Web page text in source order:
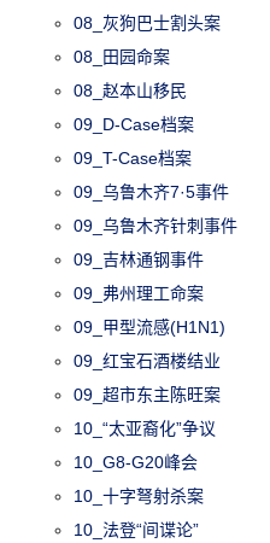
08_灰狗巴士割头案
08_田园命案
08_赵本山移民
09_D-Case档案
09_T-Case档案
09_乌鲁木齐7·5事件
09_乌鲁木齐针刺事件
09_吉林通钢事件
09_弗州理工命案
09_甲型流感(H1N1)
09_红宝石酒楼结业
09_超市东主陈旺案
10_“太亚裔化”争议
10_G8-G20峰会
10_十字弩射杀案
10_法登“间谍论”